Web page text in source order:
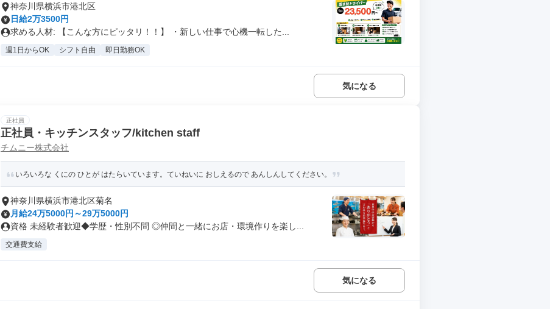
神奈川県横浜市港北区
日給2万3500円
求める人材: 【こんな方にピッタリ！！】 ・新しい仕事で心機一転した...
週1日からOK シフト自由 即日勤務OK
気になる
正社員
正社員・キッチンスタッフ/kitchen staff
チムニー株式会社
いろいろな くにの ひとが はたらいています。ていねいに おしえるので あんしんしてください。
神奈川県横浜市港北区菊名
月給24万5000円～29万5000円
資格 未経験者歓迎◆学歴・性別不問 ◎仲間と一緒にお店・環境作りを楽し...
交通費支給
気になる